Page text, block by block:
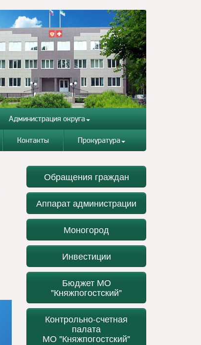
Администрация округа
Контакты Прокуратура
Обращения граждан
Аппарат администрации
Моногород
Инвестиции
Бюджет МО
"Княжпогостский"
Контрольно-счетная
палата
МО "Княжпогостский"